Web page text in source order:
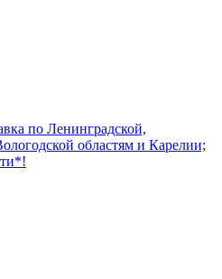
по Ленинградской,
областям и Карелии;